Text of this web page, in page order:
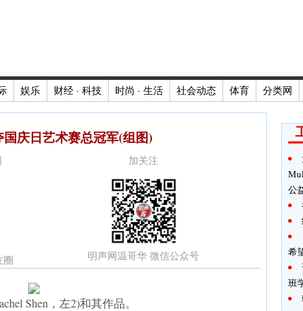
娱乐 财经 · 科技 时尚 · 生活 社会动态 体育 分类网
国庆日艺术赛总冠军(组图)
圈
加关注
明声网温哥华 微信公众号
Shen，左2)和其作品。
公
希
班